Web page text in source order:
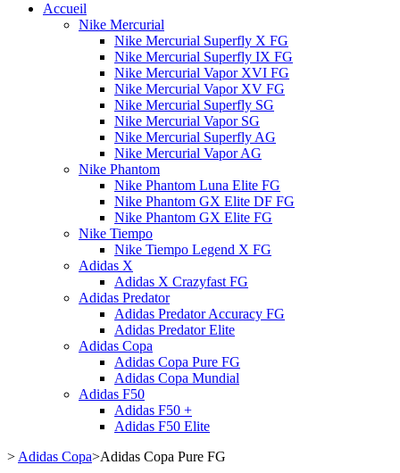
Accueil
Nike Mercurial
Nike Mercurial Superfly X FG
Nike Mercurial Superfly IX FG
Nike Mercurial Vapor XVI FG
Nike Mercurial Vapor XV FG
Nike Mercurial Superfly SG
Nike Mercurial Vapor SG
Nike Mercurial Superfly AG
Nike Mercurial Vapor AG
Nike Phantom
Nike Phantom Luna Elite FG
Nike Phantom GX Elite DF FG
Nike Phantom GX Elite FG
Nike Tiempo
Nike Tiempo Legend X FG
Adidas X
Adidas X Crazyfast FG
Adidas Predator
Adidas Predator Accuracy FG
Adidas Predator Elite
Adidas Copa
Adidas Copa Pure FG
Adidas Copa Mundial
Adidas F50
Adidas F50 +
Adidas F50 Elite
> Adidas Copa>Adidas Copa Pure FG